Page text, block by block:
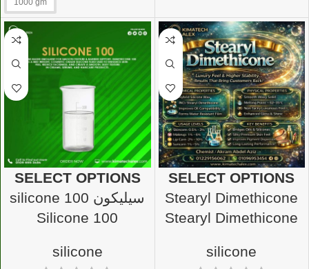
SELECT OPTIONS
silicone سيليكون 100
Silicone 100
silicone
SELECT OPTIONS
Stearyl Dimethicone
Stearyl Dimethicone
silicone